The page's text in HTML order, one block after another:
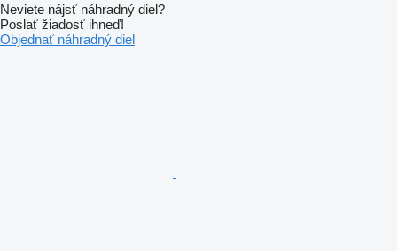
Neviete nájsť náhradný diel?
Poslať žiadosť ihneď!
Objednať náhradný diel